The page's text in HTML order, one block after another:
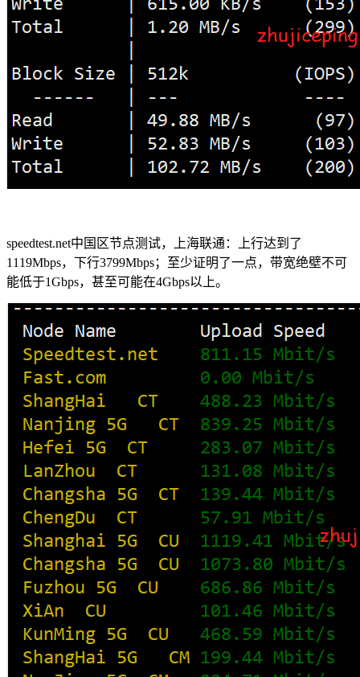
speedtest.net中国区节点测试，上海联通：上行达到了
1119Mbps，下行3799Mbps；至少证明了一点，带宽绝壁不可
能低于1Gbps，甚至可能在4Gbps以上。